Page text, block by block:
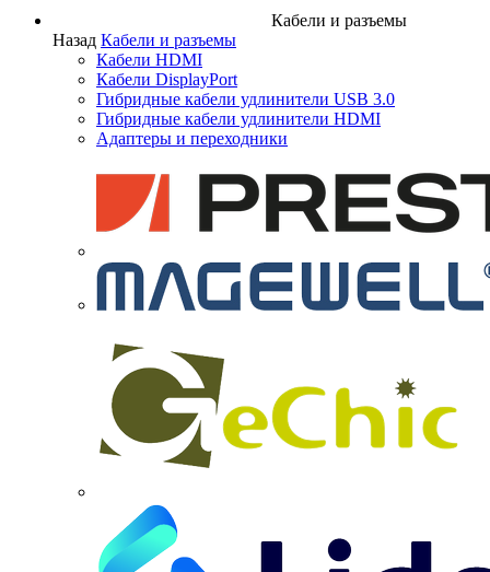
Кабели и разъемы
Назад Кабели и разъемы
Кабели HDMI
Кабели DisplayPort
Гибридные кабели удлинители USB 3.0
Гибридные кабели удлинители HDMI
Адаптеры и переходники